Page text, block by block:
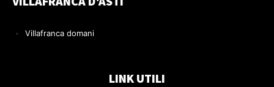
Villafranca domani
LINK UTILI